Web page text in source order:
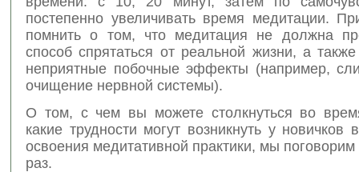
постепенно увеличивать время медитации.
помнить о том, что медитация не должна
способ спрятаться от реальной жизни, а
неприятные побочные эффекты (например,
очищение нервной системы).
О том, с чем вы можете столкнуться во
какие трудности могут возникнуть у новичков
освоения медитативной практики, мы
раз.